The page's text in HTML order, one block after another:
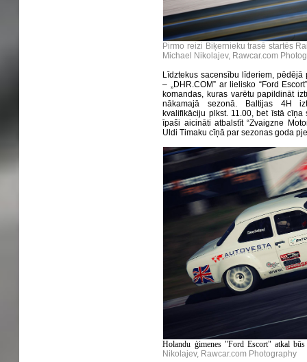
Pirmo reizi Biķernieku trasē startēs
Michael Nikolajev, Rawcar.com
Līdztekus sacensību līderiem,
– „DHR.COM” ar lielisko “Ford
komandas, kuras varētu papildināt
nākamajā sezonā. Baltijas 4H
kvalifikāciju plkst. 11.00, bet īstā
īpaši aicināti atbalstīt “Zvaigzne
Uldi Timaku cīņā par sezonas goda
Holandu ģimenes "Ford Escort" atkal
Nikolajev, Rawcar.com Photography